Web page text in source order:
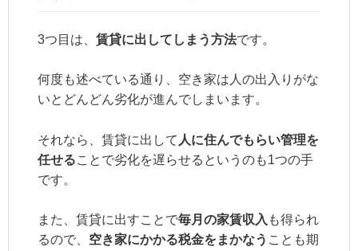
3つ目は、 賃貸に出してしまう方法です。
何度も述べている通り、空き家は人の出入りがな
いとどんどん劣化が進んでしまいます。
それなら、賃貸に出して 人に住んでもらい管理を
任せることで劣化を遅らせるというのも1つの手
です。
また、賃貸に出すことで毎月の家賃収入 も得られ
るので、 空き家にかかる税金をまかなう ことも期